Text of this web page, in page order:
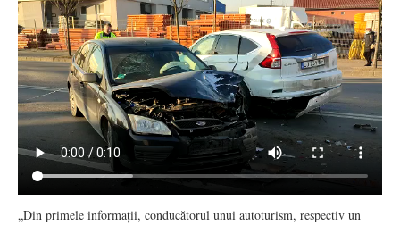
„Din primele informații, conducătorul unui autoturism, respectiv un